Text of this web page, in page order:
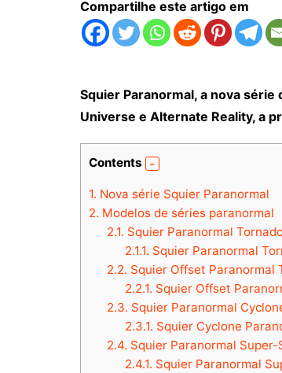
Compartilhe este artigo em
Squier Paranormal, a nova série
Universe e Alternate Reality, a
Contents
1. Nova série Squier Paranormal
2. Modelos de séries paranormal
2.1. Squier Paranormal
2.1.1. Squier Paranormal
2.2. Squier Offset Paranormal
2.2.1. Squier Offset
2.3. Squier Paranormal
2.3.1. Squier Cyclone
2.4. Squier Paranormal Super-
2.4.1. Squier Paranormal